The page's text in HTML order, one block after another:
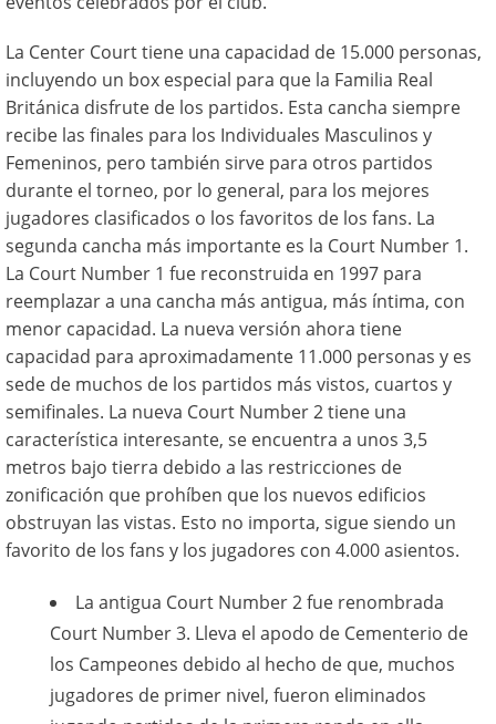
La Center Court tiene una capacidad de 15.000 personas,
incluyendo un box especial para que la Familia Real
Británica disfrute de los partidos. Esta cancha siempre
recibe las finales para los Individuales Masculinos y
Femeninos, pero también sirve para otros partidos
durante el torneo, por lo general, para los mejores
jugadores clasificados o los favoritos de los fans. La
segunda cancha más importante es la Court Number 1.
La Court Number 1 fue reconstruida en 1997 para
reemplazar a una cancha más antigua, más íntima, con
menor capacidad. La nueva versión ahora tiene
capacidad para aproximadamente 11.000 personas y es
sede de muchos de los partidos más vistos, cuartos y
semifinales. La nueva Court Number 2 tiene una
característica interesante, se encuentra a unos 3,5
metros bajo tierra debido a las restricciones de
zonificación que prohíben que los nuevos edificios
obstruyan las vistas. Esto no importa, sigue siendo un
favorito de los fans y los jugadores con 4.000 asientos.
La antigua Court Number 2 fue renombrada
Court Number 3. Lleva el apodo de Cementerio de
los Campeones debido al hecho de que, muchos
jugadores de primer nivel, fueron eliminados